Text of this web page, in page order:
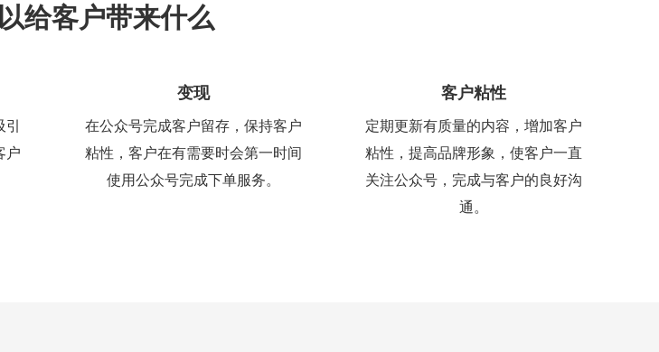
给客户带来什么
户
变现
在公众号完成客户留存，保持客户
粘性，客户在有需要时会第一时间
使用公众号完成下单服务。
客户粘性
定期更新有质量的内容，增加客户
粘性，提高品牌形象，使客户一直
关注公众号，完成与客户的良好沟
通。